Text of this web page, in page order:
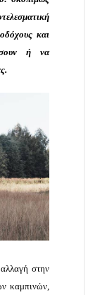
και
ή να
στην
καμπινών,